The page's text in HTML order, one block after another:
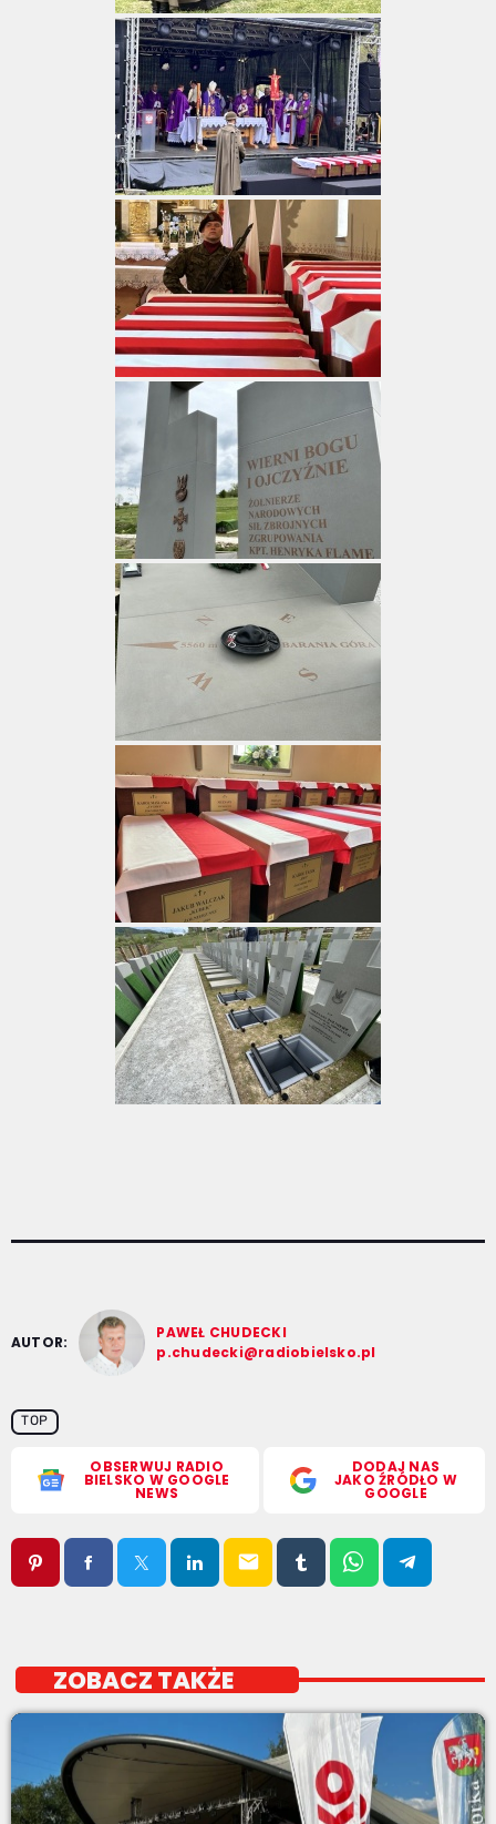
AUTOR:
PAWEŁ CHUDECKI
p.chudecki@radiobielsko.pl
TOP
OBSERWUJ RADIO
BIELSKO W GOOGLE
NEWS
DODAJ NAS
JAKO ŹRÓDŁO W
GOOGLE
email
ZOBACZ TAKŻE